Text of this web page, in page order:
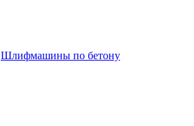
Шлифмашины по бетону